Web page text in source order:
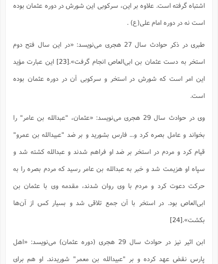
اشتباه گرفته است. علاوه بر این، سرکوبی این شورش در دوره عثمان بوده
است نه در دوره امام علی(ع) .
طبری در ذکر حوادث سال 27 هجری می‌نویسد: «در این سال فتح دوم
استخر به دست عثمان بن ابى‌العاص انجام گرفت».[23]
این عبارت مؤید
این امر است که شورش در استخر و سرکوبی آن در دوره عثمان بوده
است.
وی در حوادث سال 29 هجری می‌نویسد: «عثمان، "عبدالله بن عامر" را
بخواند و عامل بصره کرد و... فارس بشورید و بر ضد "عبیدالله بن عمرو"
قیام کرد و مردم در استخر بر ضد او فراهم شدند و عبدالله کشته شد و
سپاه او هزیمت شد و خبر به عبدالله بن عامر رسید که مردم بصره را به
حرکت دعوت کرد و مردم با وى روان شدند، مقدمه وى با عثمان بن
ابى‌العاص بود. در استخر با آن جمع تلاقى شد و بسیار کس از آن‌ها
بکشت»‌.[24]
ابن اثیر نیز در حوادث سال 29 هجری (دوره عثمان) می‌نویسد: «اهل
پارس نقض عهد کرده و بر "عبیدالله بن معمر" شوریدند. او هم براى